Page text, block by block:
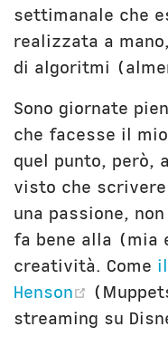
settimanale che
realizzata a
di algoritmi
Sono giornate
che facesse il
quel punto, però,
visto che
una passione,
fa bene alla (mia
creatività. Come
Henson
(opens
streaming su